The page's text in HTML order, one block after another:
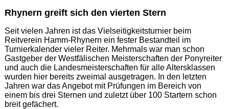
Rhynern greift sich den vierten Stern
Seit vielen Jahren ist das Vielseitigkeitsturnier beim
Reitverein Hamm-Rhynern ein fester Bestandteil im
Turnierkalender vieler Reiter. Mehrmals war man schon
Gastgeber der Westfälischen Meisterschaften der Ponyreiter
und auch die Landesmeisterschaften für alle Altersklassen
wurden hier bereits zweimal ausgetragen. In den letzten
Jahren war das Angebot mit Prüfungen im Bereich von
einem bis drei Sternen und zuletzt über 100 Startern schon
breit gefächert.